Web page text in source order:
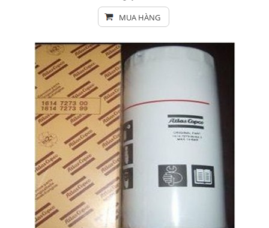
MUA HÀNG